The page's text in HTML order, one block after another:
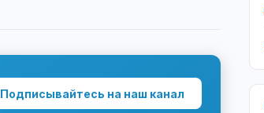
Подписывайтесь на наш канал